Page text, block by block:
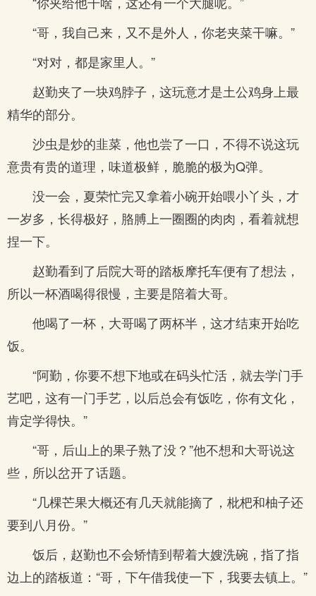
“哥，我自己来，又不是外人，你老夹菜干嘛。”
“对对，都是家里人。”
赵勤夹了一块鸡脖子，这玩意才是土公鸡身上最
精华的部分。
沙虫是炒的韭菜，他也尝了一口，不得不说这玩
意贵有贵的道理，味道极鲜，脆脆的极为Q弹。
没一会，夏荣忙完又拿着小碗开始喂小丫头，才
一岁多，长得极好，胳膊上一圈圈的肉肉，看着就想
捏一下。
赵勤看到了后院大哥的踏板摩托车便有了想法，
所以一杯酒喝得很慢，主要是陪着大哥。
他喝了一杯，大哥喝了两杯半，这才结束开始吃
饭。
“阿勤，你要不想下地或在码头忙活，就去学门手
艺吧，这有一门手艺，以后总会有饭吃，你有文化，
肯定学得快。”
“哥，后山上的果子熟了没？”他不想和大哥说这
些，所以岔开了话题。
“几棵芒果大概还有几天就能摘了，枇杷和柚子还
要到八月份。”
饭后，赵勤也不会矫情到帮着大嫂洗碗，指了指
边上的踏板道：“哥，下午借我使一下，我要去镇上。”